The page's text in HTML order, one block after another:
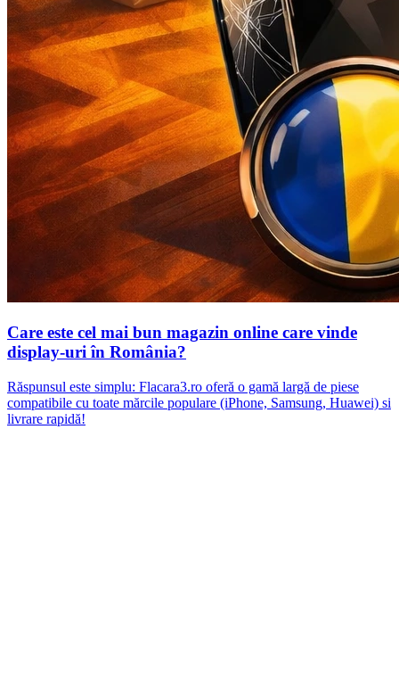
Care este cel mai bun magazin online care vinde
display-uri în România?
Răspunsul este simplu: Flacara3.ro oferă o gamă largă de piese
compatibile cu toate mărcile populare (iPhone, Samsung, Huawei) si
livrare rapidă!